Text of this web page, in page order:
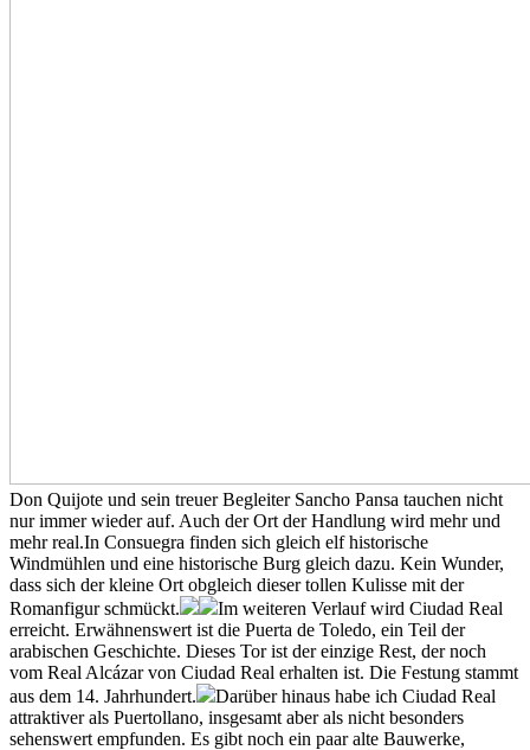
Don Quijote und sein treuer Begleiter Sancho Pansa tauchen nicht
nur immer wieder auf. Auch der Ort der Handlung wird mehr und
mehr real.In Consuegra finden sich gleich elf historische
Windmühlen und eine historische Burg gleich dazu. Kein Wunder,
dass sich der kleine Ort obgleich dieser tollen Kulisse mit der
Romanfigur schmückt.
Im weiteren Verlauf wird Ciudad Real
erreicht. Erwähnenswert ist die Puerta de Toledo, ein Teil der
arabischen Geschichte. Dieses Tor ist der einzige Rest, der noch
vom Real Alcázar von Ciudad Real erhalten ist. Die Festung stammt
aus dem 14. Jahrhundert.
Darüber hinaus habe ich Ciudad Real
attraktiver als Puertollano, insgesamt aber als nicht besonders
sehenswert empfunden. Es gibt noch ein paar alte Bauwerke,